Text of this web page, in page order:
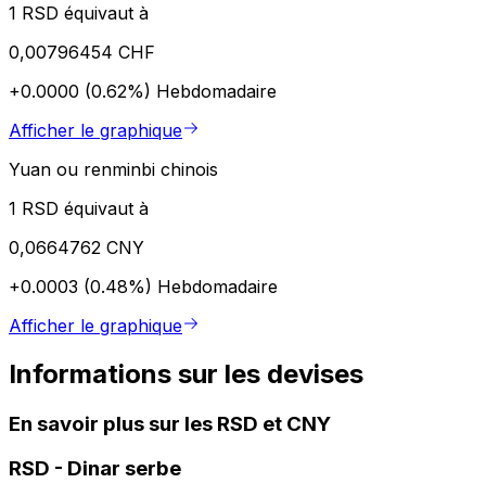
1 RSD équivaut à
0,00796454 CHF
+0.0000 (0.62%) Hebdomadaire
Afficher le graphique
Yuan ou renminbi chinois
1 RSD équivaut à
0,0664762 CNY
+0.0003 (0.48%) Hebdomadaire
Afficher le graphique
Informations sur les devises
En savoir plus sur les RSD et CNY
RSD - Dinar serbe